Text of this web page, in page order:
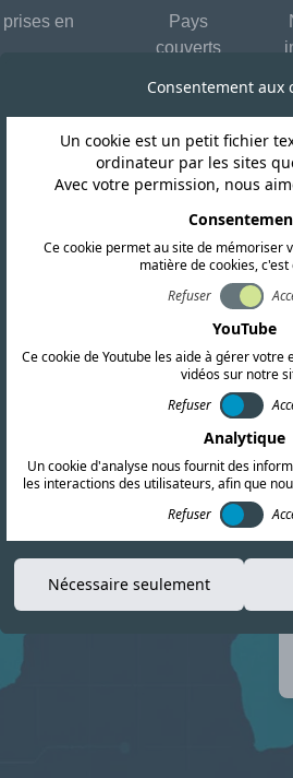
en
Pays
couverts
recherches
dans le paysage de
Consentement aux
Un cookie est un petit fichier
ordinateur par les sites
Avec votre permission, nous
Ce cookie permet au site de mémoriser
matière de cookies, c'est
Refuser
YouTube
Ce cookie de Youtube les aide à gérer votre
vidéos sur notre
Refuser
Analytique
Un cookie d'analyse nous fournit des
les interactions des utilisateurs, afin que
Refuser
Nécessaire seulement